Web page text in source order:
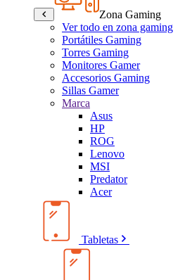
Zona Gaming
Ver todo en zona gaming
Portátiles Gaming
Torres Gaming
Monitores Gamer
Accesorios Gaming
Sillas Gamer
Marca
Asus
HP
ROG
Lenovo
MSI
Predator
Acer
Tabletas